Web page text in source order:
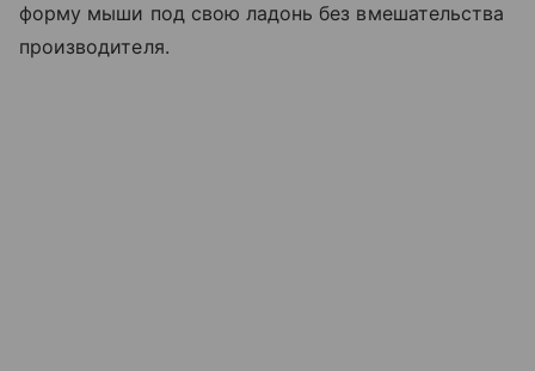
форму мыши под свою ладонь без вмешательства
производителя.